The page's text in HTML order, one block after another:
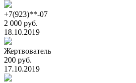
+7(923)**-07
2 000 руб.
18.10.2019
Жертвователь
200 руб.
17.10.2019